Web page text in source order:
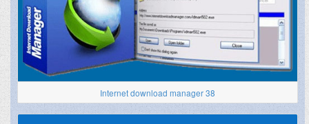
Internet download manager 38